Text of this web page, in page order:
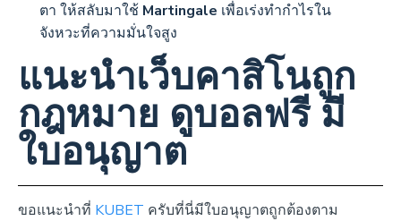
ตา ให้สลับมาใช้ Martingale เพื่อเร่งทำกำไรใน
จังหวะที่ความมั่นใจสูง
แนะนำเว็บคาสิโนถูก
กฎหมาย ดูบอลฟรี มี
ใบอนุญาต
ขอแนะนำที่ KUBET ครับที่นี่มีใบอนุญาตถูกต้องตาม